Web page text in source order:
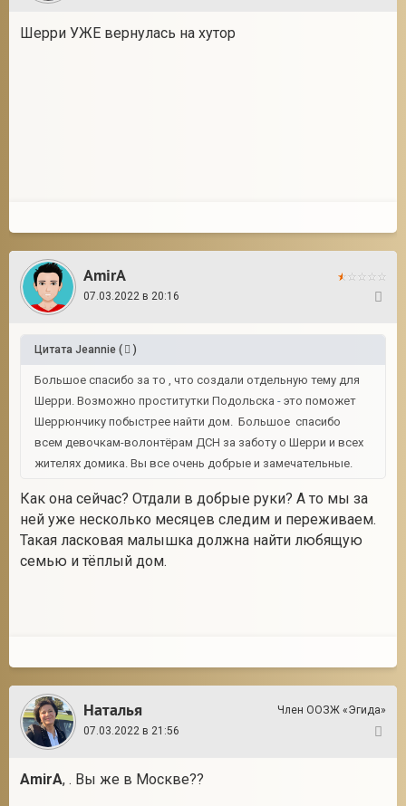
Шерри УЖЕ вернулась на хутор
AmirA
07.03.2022 в 20:16
Цитата Jeannie ( )
Большое спасибо за то , что создали отдельную тему для
Шерри. Возможно проститутки Подольска - это поможет
Шеррюнчику побыстрее найти дом. Большое спасибо
всем девочкам-волонтёрам ДСН за заботу о Шерри и всех
жителях домика. Вы все очень добрые и замечательные.
Как она сейчас? Отдали в добрые руки? А то мы за
ней уже несколько месяцев следим и переживаем.
Такая ласковая малышка должна найти любящую
семью и тёплый дом.
Наталья
Член ООЗЖ «Эгида»
07.03.2022 в 21:56
AmirA, . Вы же в Москве??